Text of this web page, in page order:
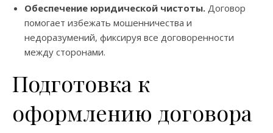
Обеспечение юридической чистоты. Договор
помогает избежать мошенничества и
недоразумений, фиксируя все договоренности
между сторонами.
Подготовка к
оформлению договора